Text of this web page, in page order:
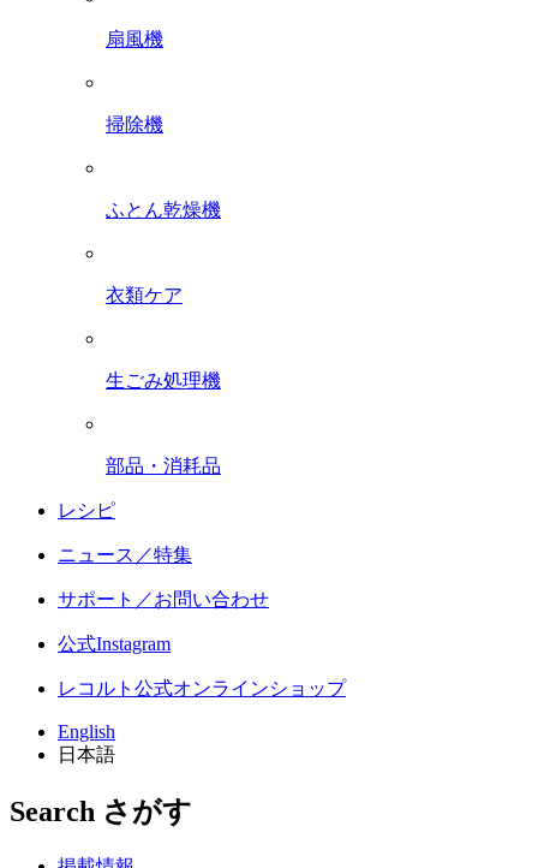
扇風機
掃除機
ふとん乾燥機
衣類ケア
生ごみ処理機
部品・消耗品
レシピ
ニュース／特集
サポート／お問い合わせ
公式Instagram
レコルト公式オンラインショップ
English
日本語
Search さがす